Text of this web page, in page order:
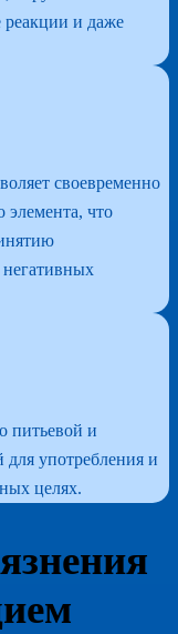
реакции и даже
своевременно
элемента, что
питьевой и
для употребления и
целях.